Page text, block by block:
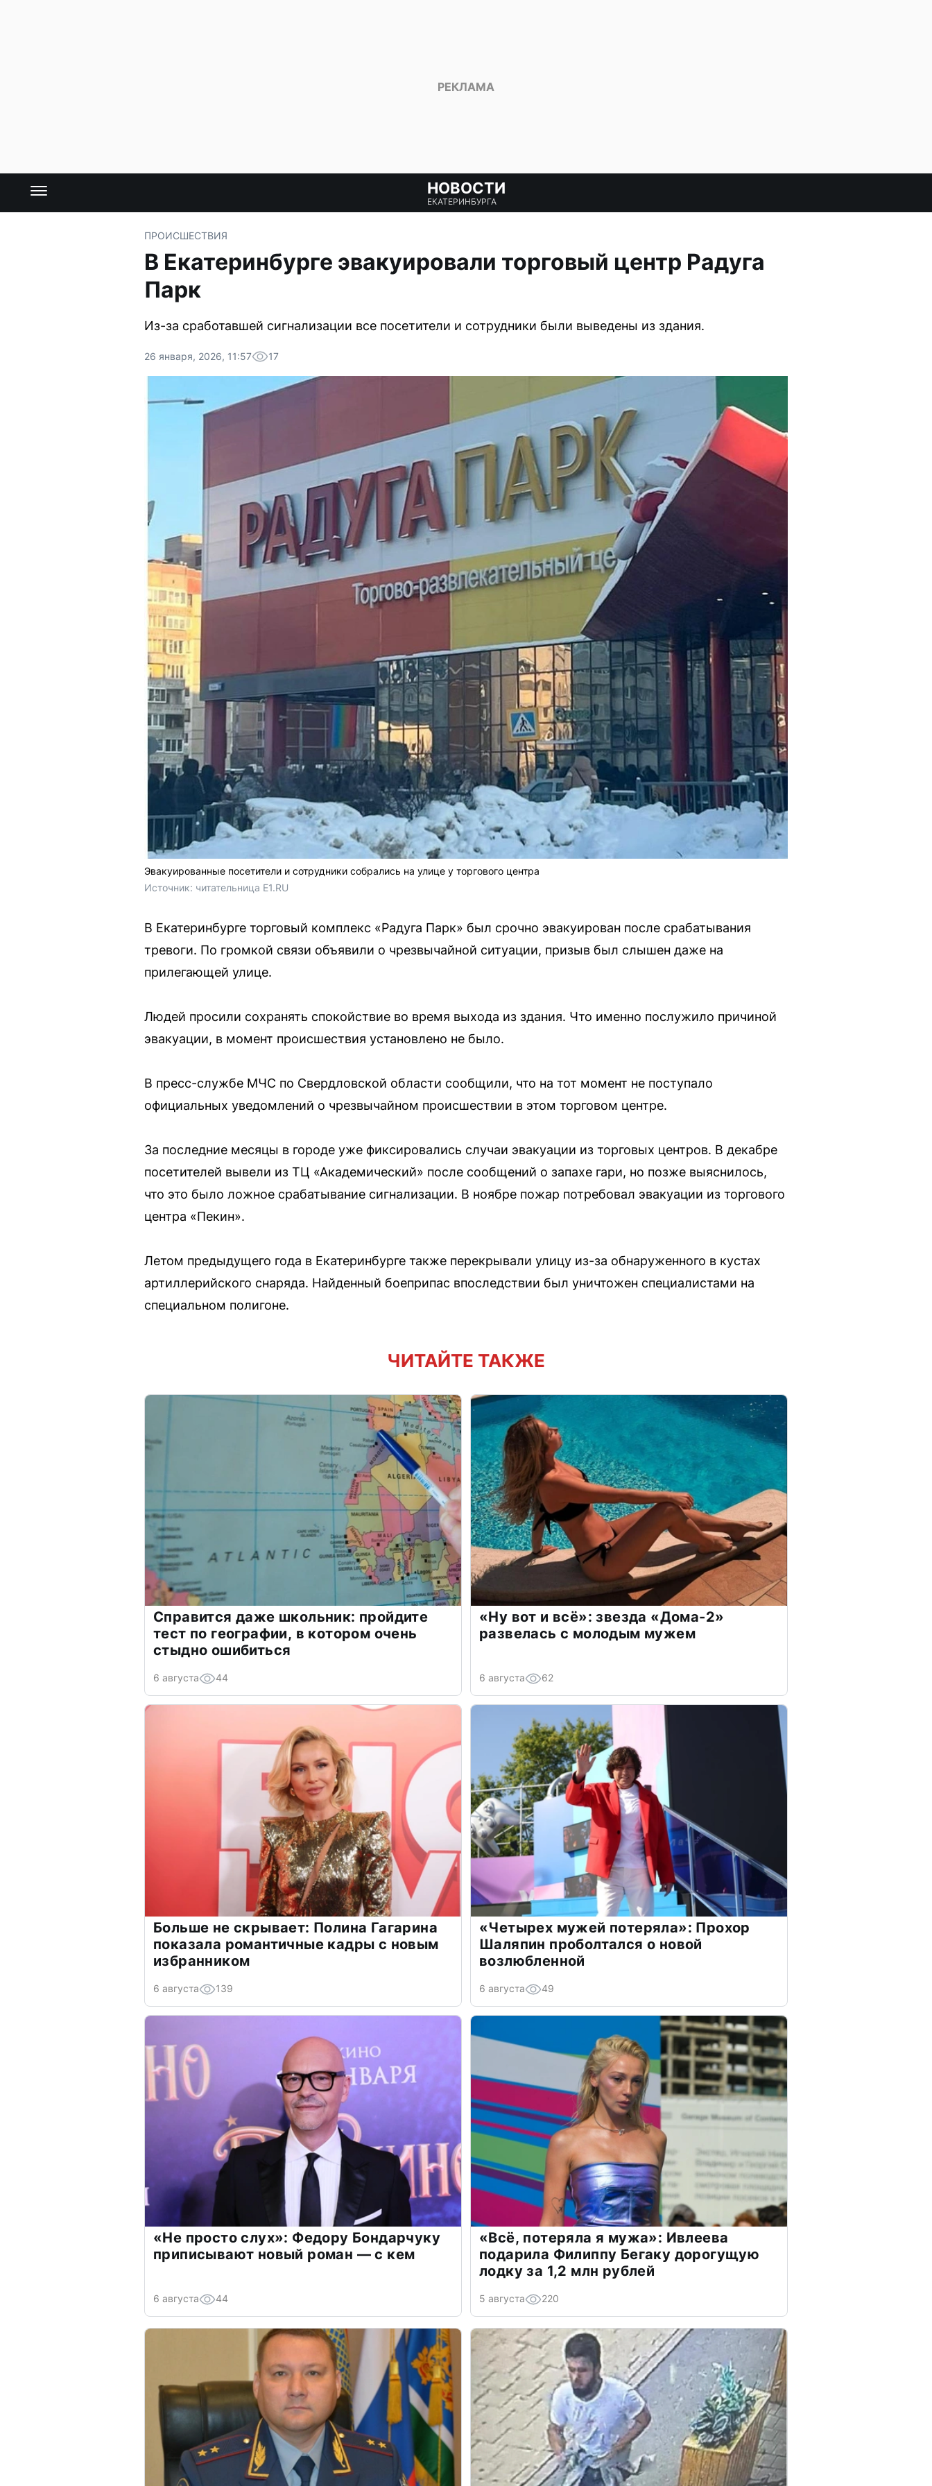
НОВОСТИ
ЕКАТЕРИНБУРГА
ПРОИСШЕСТВИЯ
В Екатеринбурге эвакуировали торговый центр Радуга
Парк
Из-за сработавшей сигнализации все посетители и сотрудники были выведены из здания.
26 января, 2026, 11:57 17
Эвакуированные посетители и сотрудники собрались на улице у торгового центра
Источник: читательница E1.RU
В Екатеринбурге торговый комплекс «Радуга Парк» был срочно эвакуирован после срабатывания
тревоги. По громкой связи объявили о чрезвычайной ситуации, призыв был слышен даже на
прилегающей улице.
Людей просили сохранять спокойствие во время выхода из здания. Что именно послужило причиной
эвакуации, в момент происшествия установлено не было.
В пресс-службе МЧС по Свердловской области сообщили, что на тот момент не поступало
официальных уведомлений о чрезвычайном происшествии в этом торговом центре.
За последние месяцы в городе уже фиксировались случаи эвакуации из торговых центров. В декабре
посетителей вывели из ТЦ «Академический» после сообщений о запахе гари, но позже выяснилось,
что это было ложное срабатывание сигнализации. В ноябре пожар потребовал эвакуации из торгового
центра «Пекин».
Летом предыдущего года в Екатеринбурге также перекрывали улицу из-за обнаруженного в кустах
артиллерийского снаряда. Найденный боеприпас впоследствии был уничтожен специалистами на
специальном полигоне.
ЧИТАЙТЕ ТАКЖЕ
Справится даже школьник: пройдите
тест по географии, в котором очень
стыдно ошибиться
6 августа 44
«Ну вот и всё»: звезда «Дома-2»
развелась с молодым мужем
6 августа 62
Больше не скрывает: Полина Гагарина
показала романтичные кадры с новым
избранником
6 августа 139
«Четырех мужей потеряла»: Прохор
Шаляпин проболтался о новой
возлюбленной
6 августа 49
«Не просто слух»: Федору Бондарчуку
приписывают новый роман — с кем
6 августа 44
«Всё, потеряла я мужа»: Ивлеева
подарила Филиппу Бегаку дорогущую
лодку за 1,2 млн рублей
5 августа 220